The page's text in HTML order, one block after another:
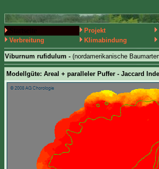
Projekt
Verbreitung
Klimabindung
Viburnum rufidulum - (nordamerikanische
Modellgüte: Areal + paralleler Puffer - Jaccard